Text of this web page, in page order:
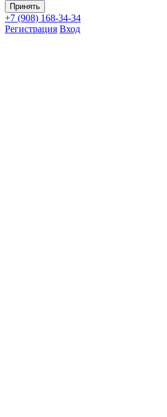
Принять
+7 (908) 168-34-34
Регистрация Вход